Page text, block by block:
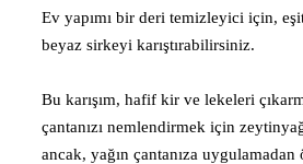
Ev yapımı bir deri temizleyici için,
beyaz sirkeyi karıştırabilirsiniz.
Bu karışım, hafif kir ve lekeleri
çantanızı nemlendirmek için
ancak, yağın çantanıza uygulamadan